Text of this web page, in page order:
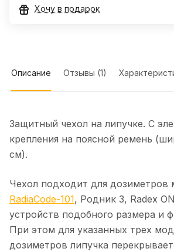
Хочу в подарок
Описание Отзывы (1)
Защитный чехол на липучке. С
крепления на поясной ремень
см).
Чехол подходит для дозиметров
RadiaCode-101, Родник 3, Radex
устройств подобного размера и
При этом для указанных трех
дозиметров липучка